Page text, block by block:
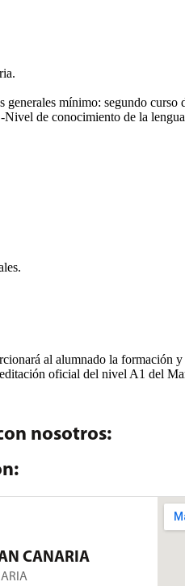
mínimo: segundo
Nivel de conocimiento de la
al alumnado la formación
oficial del nivel A1 del
nosotros:
CANARIA